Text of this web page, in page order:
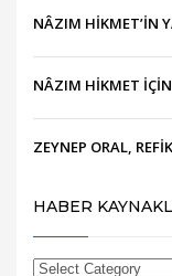
NÂZIM HİKMET’İN
NÂZIM HİKMET İÇİN
ZEYNEP ORAL,
HABER